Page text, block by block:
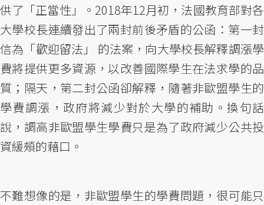
供了「正當性」。2018年12月初，法國教育部對各
大學校長連續發出了兩封前後矛盾的公函：第一封
信為「歡迎留法」 的法案，向大學校長解釋調漲學
費將提供更多資源，以改善國際學生在法求學的品
質；隔天，第二封公函卻解釋，隨著非歐盟學生的
學費調漲，政府將減少對於大學的補助。換句話
說，調高非歐盟學生學費只是為了政府減少公共投
資緩頰的藉口。
不難想像的是，非歐盟學生的學費問題，很可能只